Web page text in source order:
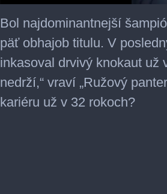
seconds
of
minutes,
49
seconds
Bol najdominantnejší
päť obhajob titulu. V
inkasoval drvivý knokaut už
nedrží,“ vraví „Ružový
kariéru už v 32 rokoch?